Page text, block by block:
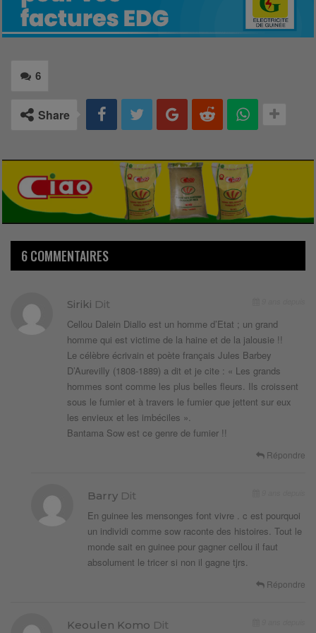
6
Share
6 COMMENTAIRES
Siriki Dit
Cellou Dalein Diallo est un homme d’Etat ; un grand
homme qui est victime de la haine et de la jalousie !!
Le célèbre écrivain et poète français Jules Barbey
D’Aurevilly (1808-1889) a dit et je cite : « Les grands
hommes sont comme les plus belles fleurs. Ils croissent
sous le fumier et à travers le fumier que jettent sur eux
les envieux et les imbéciles ».
Bantama Sow est ce genre de fumier !!
Répondre
Barry Dit
En guinee les mensonges font vivre . c est pourquoi
un individi comme sow raconte des histoires. Tout le
monde sait en guinee pour gagner cellou il faut
absolument le tricer si non il gagne tjrs.
Répondre
Keoulen Komo Dit